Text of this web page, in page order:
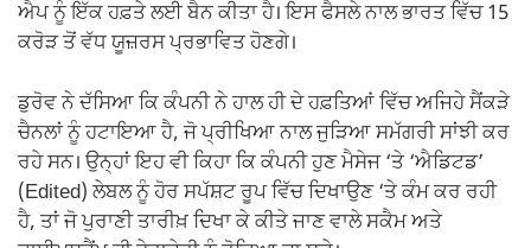
ਐਪ ਨੂੰ ਇੱਕ ਹਫ਼ਤੇ ਲਈ ਬੈਨ ਕੀਤਾ ਹੈ। ਇਸ ਫੈਸਲੇ ਨਾਲ ਭਾਰਤ ਵਿੱਚ 15
ਕਰੋੜ ਤੋਂ ਵੱਧ ਯੂਜ਼ਰਸ ਪ੍ਰਭਾਵਿਤ ਹੋਣਗੇ।
ਡੁਰੋਵ ਨੇ ਦੱਸਿਆ ਕਿ ਕੰਪਨੀ ਨੇ ਹਾਲ ਹੀ ਦੇ ਹਫ਼ਤਿਆਂ ਵਿੱਚ ਅਜਿਹੇ ਸੈਂਕੜੇ
ਚੈਨਲਾਂ ਨੂੰ ਹਟਾਇਆ ਹੈ, ਜੋ ਪ੍ਰੀਖਿਆ ਨਾਲ ਜੁੜਿਆ ਸਮੱਗਰੀ ਸਾਂਝੀ ਕਰ
ਰਹੇ ਸਨ। ਉਨ੍ਹਾਂ ਇਹ ਵੀ ਕਿਹਾ ਕਿ ਕੰਪਨੀ ਹੁਣ ਮੈਸੇਜ ‘ਤੇ ‘ਐਡਿਟਡ’
(Edited) ਲੇਬਲ ਨੂੰ ਹੋਰ ਸਪੱਸ਼ਟ ਰੂਪ ਵਿੱਚ ਦਿਖਾਉਣ ‘ਤੇ ਕੰਮ ਕਰ ਰਹੀ
ਹੈ, ਤਾਂ ਜੋ ਪੁਰਾਣੀ ਤਾਰੀਖ਼ ਦਿਖਾ ਕੇ ਕੀਤੇ ਜਾਣ ਵਾਲੇ ਸਕੈਮ ਅਤੇ